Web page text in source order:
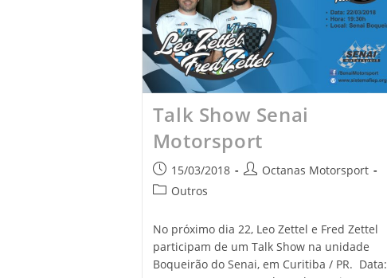
Talk Show Senai
Motorsport
15/03/2018
Octanas Motorsport
Outros
No próximo dia 22, Leo Zettel e Fred Zettel
participam de um Talk Show na unidade
Boqueirão do Senai, em Curitiba / PR. Data: